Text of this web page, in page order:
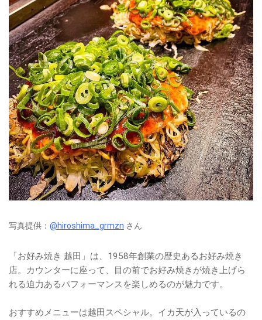
写真提供： @hiroshima_grmzn さん
「お好み焼き 越田」は、1958年創業の歴史あるお好み焼き
店。カウンターに座って、目の前でお好み焼きが焼き上げら
れる迫力あるパフォーマンスを楽しめるのが魅力です。
おすすめメニューは越田スペシャル。イカ天が入っているの